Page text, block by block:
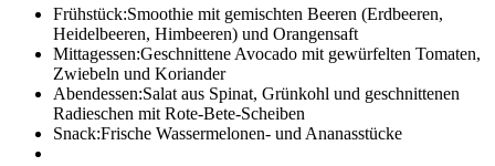
Frühstück:Smoothie mit gemischten Beeren (Erdbeeren,
Heidelbeeren, Himbeeren) und Orangensaft
Mittagessen:Geschnittene Avocado mit gewürfelten Tomaten,
Zwiebeln und Koriander
Abendessen:Salat aus Spinat, Grünkohl und geschnittenen
Radieschen mit Rote-Bete-Scheiben
Snack:Frische Wassermelonen- und Ananasstücke